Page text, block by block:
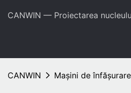
CANWIN — Proiectarea
CANWIN Mașini de